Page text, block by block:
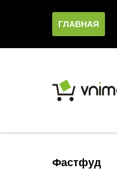
ГЛАВНАЯ
Фастфуд